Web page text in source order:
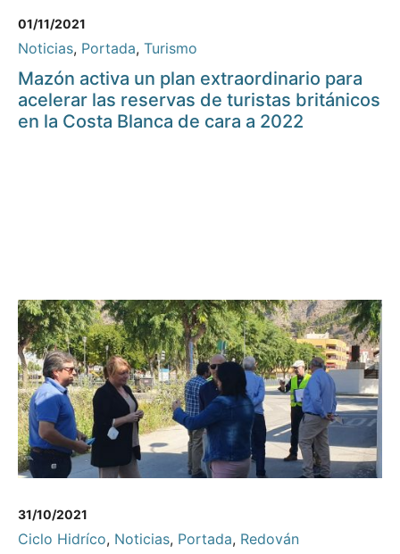
01/11/2021
Noticias, Portada, Turismo
Mazón activa un plan extraordinario para
acelerar las reservas de turistas británicos
en la Costa Blanca de cara a 2022
31/10/2021
Ciclo Hidríco, Noticias, Portada, Redován